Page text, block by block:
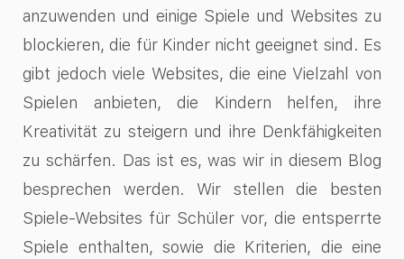
anzuwenden und einige Spiele und Websites zu
blockieren, die für Kinder nicht geeignet sind. Es
gibt jedoch viele Websites, die eine Vielzahl von
Spielen anbieten, die Kindern helfen, ihre
Kreativität zu steigern und ihre Denkfähigkeiten
zu schärfen. Das ist es, was wir in diesem Blog
besprechen werden. Wir stellen die besten
Spiele-Websites für Schüler vor, die entsperrte
Spiele enthalten, sowie die Kriterien, die eine